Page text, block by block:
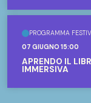
PROGRAMMA
07 GIUGNO 15:00
APRENDO IL
IMMERSIVA